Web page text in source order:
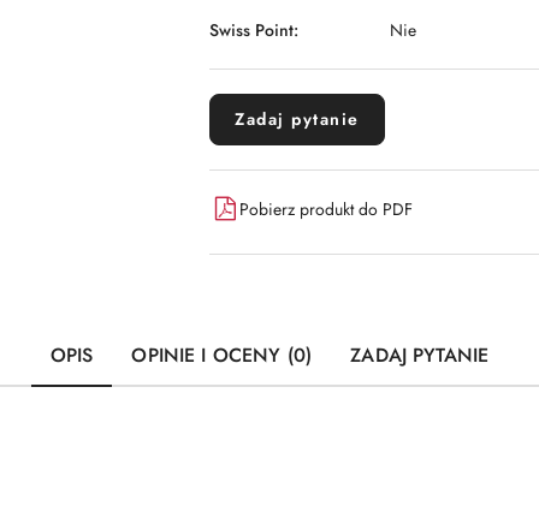
Swiss Point:
Nie
Zadaj pytanie
Pobierz produkt do PDF
OPIS OPINIE I OCENY (0) ZADAJ PYTANIE